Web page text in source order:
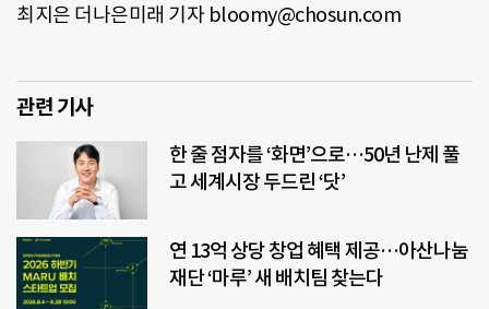
최지은 더나은미래 기자 bloomy@chosun.com
관련 기사
한 줄 점자를 ‘화면’으로…50년 난제 풀
고 세계시장 두드린 ‘닷’
연 13억 상당 창업 혜택 제공…아산나눔
재단 ‘마루’ 새 배치팀 찾는다